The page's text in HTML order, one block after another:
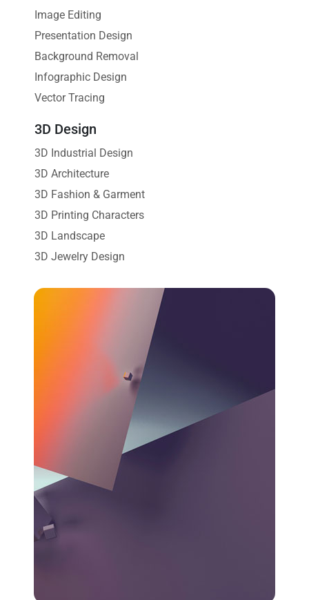
Image Editing
Presentation Design
Background Removal
Infographic Design
Vector Tracing
3D Design
3D Industrial Design
3D Architecture
3D Fashion & Garment
3D Printing Characters
3D Landscape
3D Jewelry Design